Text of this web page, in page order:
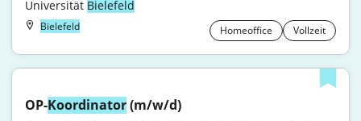
Universität Bielefeld
Bielefeld Homeoffice Vollzeit
OP-Koordinator (m/w/d)